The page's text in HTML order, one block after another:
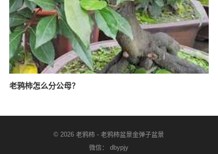
老鸦柿怎么分公母？
© 2026老鸦柿 -老鸦柿盆景金弹子盆景
微信： dbypjy